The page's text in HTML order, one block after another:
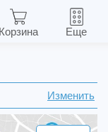
Изменить
Корзина Еще